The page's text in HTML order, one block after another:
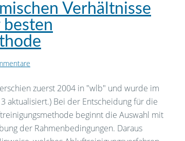
Verhältnisse
besten
zuerst 2004 in "wlb" und wurde im
aktualisiert.) Bei der Entscheidung für die
beginnt die Auswahl mit
der Rahmenbedingungen. Daraus